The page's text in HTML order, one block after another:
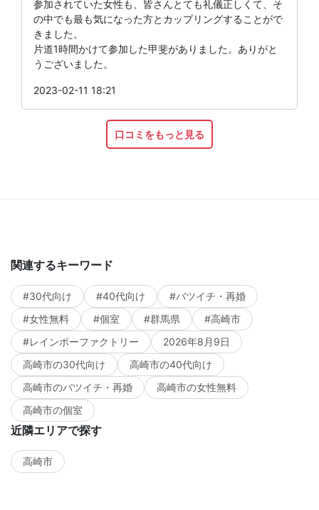
参加されていた女性も、皆さんとても礼儀正しくて、そ
の中でも最も気になった方とカップリングすることがで
きました。
片道1時間かけて参加した甲斐がありました。ありがと
うございました。
2023-02-11 18:21
口コミをもっと見る
関連するキーワード
#30代向け #40代向け
#バツイチ・再婚
#女性無料
#個室 #群馬県
#高崎市
#レインボーファクトリー
2026年8月9日
高崎市の30代向け
高崎市の40代向け
高崎市のバツイチ・再婚
高崎市の女性無料
高崎市の個室
近隣エリアで探す
高崎市